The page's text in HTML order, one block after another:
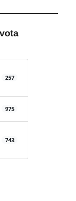
257
975
743